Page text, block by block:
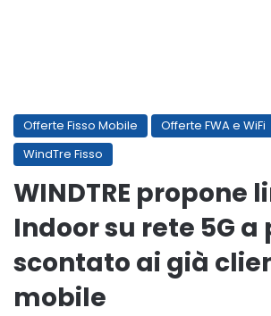
Offerte Fisso Mobile Offerte FWA e WiFi
WindTre Fisso
WINDTRE propone
Indoor su rete 5G a
scontato ai già
mobile